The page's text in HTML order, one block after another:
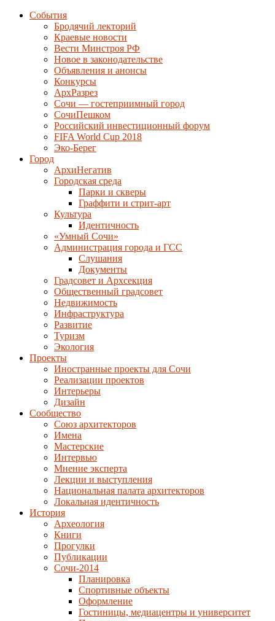
События
Бродячий лекторий
Краевые новости
Вести Минстроя РФ
Новое в законодательстве
Объявления и анонсы
Конкурсы
АрхРазрез
Сочи — гостеприимный город
СочиПешком
Российский инвестиционный форум
FIFA World Cup 2018
Эко-Берег
Город
АрхиНегатив
Городская среда
Парки и скверы
Граффити и стрит-арт
Культура
Идентичность
«Умный Сочи»
Администрация города и ГСС
Слушания
Документы
Градсовет и Архсекция
Общественный градсовет
Недвижимость
Инфраструктура
Развитие
Туризм
Экология
Проекты
Иностранные проекты для Сочи
Реализации проектов
Интерьеры
Дизайн
Сообщество
Союз архитекторов
Имена
Мастерские
Интервью
Мнение эксперта
Лекции и выступления
Национальная палата архитекторов
Локальная идентичность
История
Археология
Книги
Прогулки
Публикации
Сочи-2014
Планировка
Спортивные объекты
Оформление
Гостиницы, медиацентры и университет